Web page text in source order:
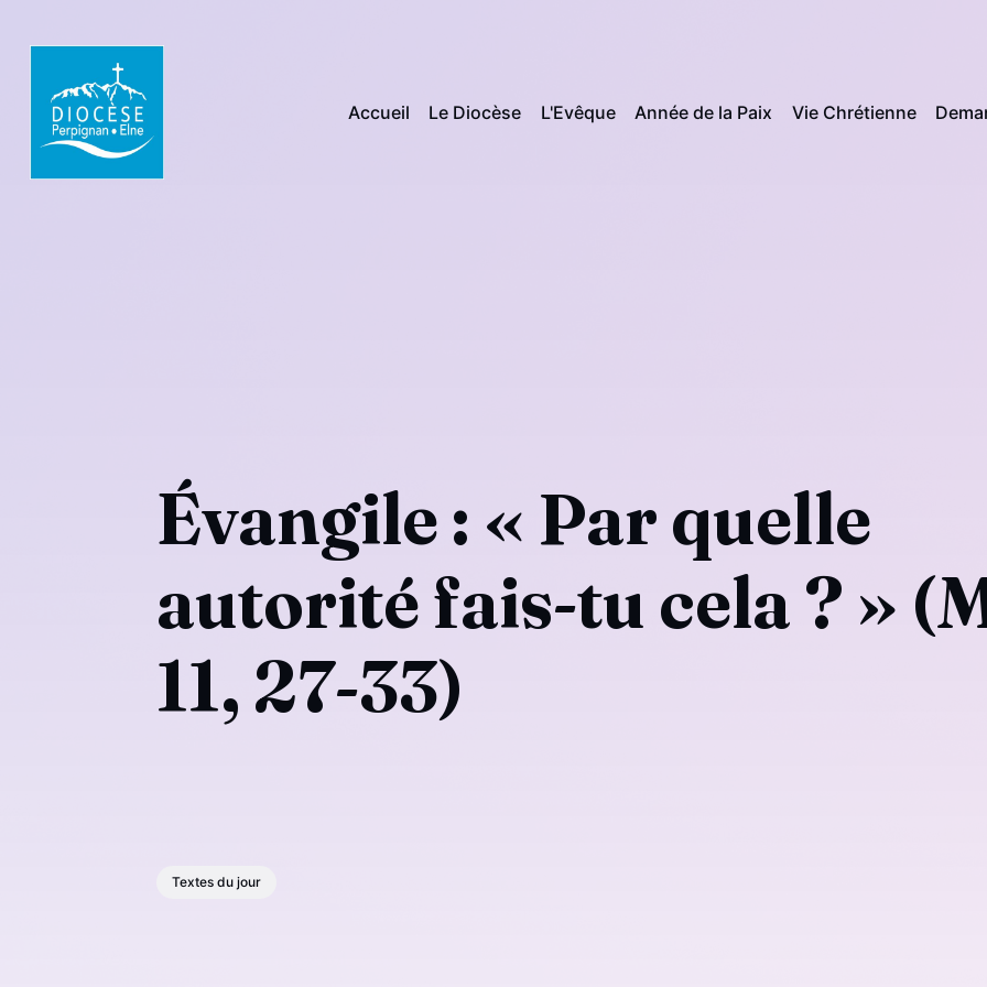
Accueil Le Diocèse L'Evêque Année de la Paix Vie Chrétienne
Évangile : « Par quelle
autorité fais-tu cela ? »
11, 27-33)
Textes du jour